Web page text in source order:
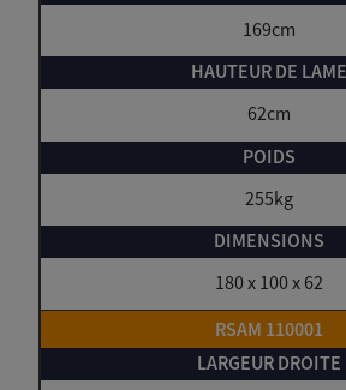
169cm
62cm
255kg
180 x 100 x 62
RSAM 110001